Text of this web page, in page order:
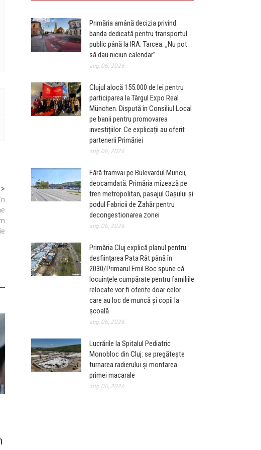
Primăria amână decizia privind
banda dedicată pentru transportul
public până la IRA. Tarcea: „Nu pot
să dau niciun calendar”
aug. 06, 2026
Clujul alocă 155.000 de lei pentru
participarea la Târgul Expo Real
München. Dispută în Consiliul Local
pe banii pentru promovarea
investițiilor. Ce explicații au oferit
partenerii Primăriei
aug. 06, 2026
Fără tramvai pe Bulevardul Muncii,
deocamdată. Primăria mizează pe
tren metropolitan, pasajul Oașului și
podul Fabricii de Zahăr pentru
decongestionarea zonei
aug. 06, 2026
Primăria Cluj explică planul pentru
desființarea Pata Rât până în
2030/Primarul Emil Boc spune că
locuințele cumpărate pentru familiile
relocate vor fi oferite doar celor
care au loc de muncă și copii la
școală
aug. 06, 2026
Lucrările la Spitalul Pediatric
Monobloc din Cluj: se pregătește
turnarea radierului și montarea
primei macarale
aug. 06, 2026